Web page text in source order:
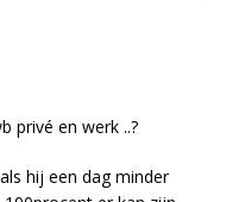
privé en werk ..?
hij een dag minder